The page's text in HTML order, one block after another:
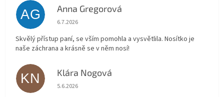
AG Anna Gregorová
Hodnocení obchodu je 5 z 5 hvězdiček.
6.7.2026
Skvělý přístup paní, se vším pomohla a vysvětlila. Nosítko je
naše záchrana a krásně se v něm nosí!
KN Klára Nogová
Hodnocení obchodu je 5 z 5 hvězdiček.
5.6.2026